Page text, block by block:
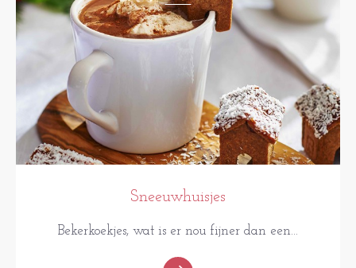
Sneeuwhuisjes
Bekerkoekjes, wat is er nou fijner dan een...